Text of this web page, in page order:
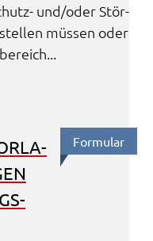
und/oder Stör­
müssen oder
Formu­lar